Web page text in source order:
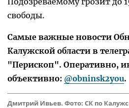
свободы.
Самые важные новости
Калужской области в
"Перископ". Оперативно,
объективно: @obninsk2you.
Дмитрий Ивьев. Фото: СК по